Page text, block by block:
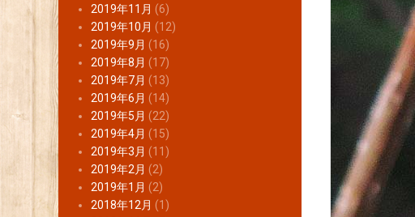
2019年11月 (6)
2019年10月 (12)
2019年9月 (16)
2019年8月 (17)
2019年7月 (13)
2019年6月 (14)
2019年5月 (22)
2019年4月 (15)
2019年3月 (11)
2019年2月 (2)
2019年1月 (2)
2018年12月 (1)